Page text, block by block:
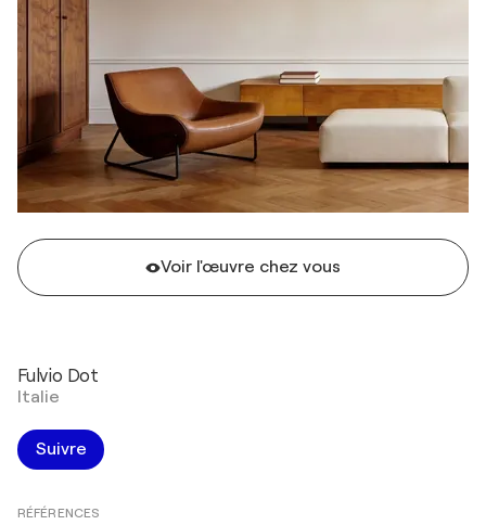
Voir l'œuvre chez vous
Fulvio Dot
Italie
Suivre
RÉFÉRENCES